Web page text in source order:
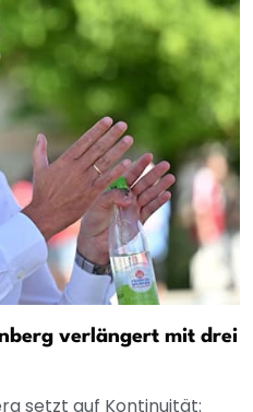
verlängert mit drei
setzt auf Kontinuität: